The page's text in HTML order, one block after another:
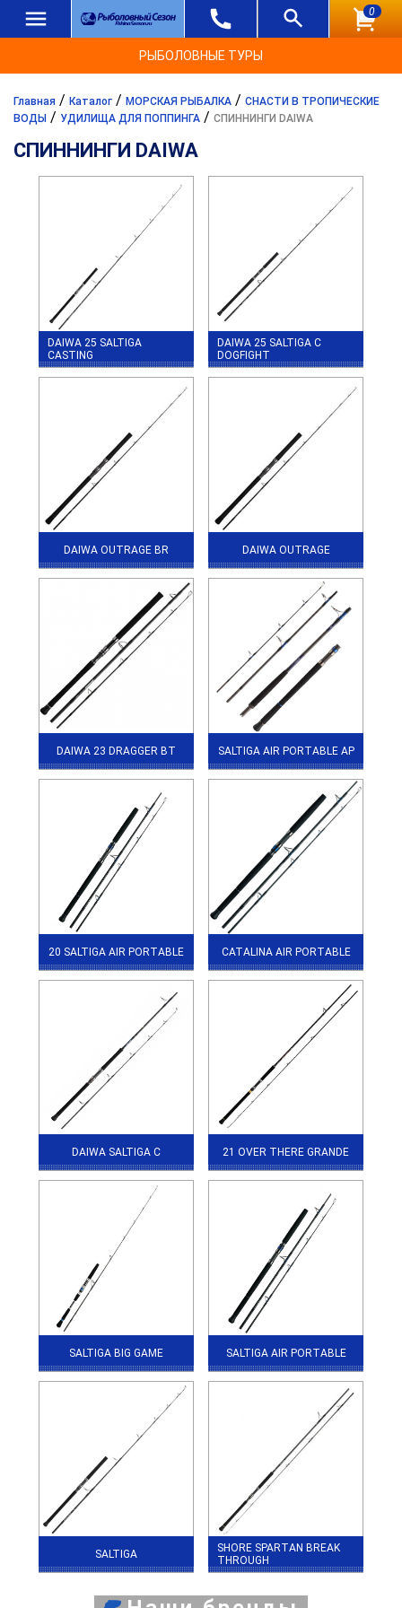
0
РЫБОЛОВНЫЕ ТУРЫ
Главная / Каталог / МОРСКАЯ РЫБАЛКА / СНАСТИ В ТРОПИЧЕСКИЕ
ВОДЫ / УДИЛИЩА ДЛЯ ПОППИНГА / СПИННИНГИ DAIWA
СПИННИНГИ DAIWA
DAIWA 25 SALTIGA
CASTING
DAIWA 25 SALTIGA C
DOGFIGHT
DAIWA OUTRAGE BR DAIWA OUTRAGE
DAIWA 23 DRAGGER BT SALTIGA AIR PORTABLE AP
20 SALTIGA AIR PORTABLE CATALINA AIR PORTABLE
DAIWA SALTIGA C 21 OVER THERE GRANDE
SALTIGA BIG GAME SALTIGA AIR PORTABLE
SALTIGA
SHORE SPARTAN BREAK
THROUGH